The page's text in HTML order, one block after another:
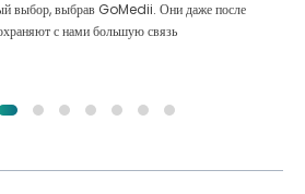
выбор, выбрав GoMedii. Они даже после
с нами большую связь